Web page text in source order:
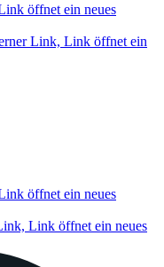
öffnet ein neues
Link, Link öffnet ein
öffnet ein neues
Link öffnet ein neues